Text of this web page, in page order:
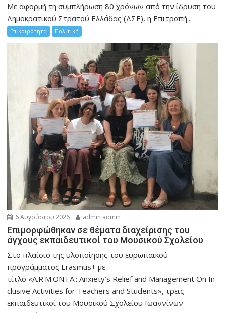
Με αφορμή τη συμπλήρωση 80 χρόνων από την ίδρυση του
Δημοκρατικού Στρατού Ελλάδας (ΔΣΕ), η Επιτροπή...
Επικαιρότητα Πολιτική
6 Αυγούστου 2026 admin admin
Eπιμορφώθηκαν σε θέματα διαχείρισης του
άγχους εκπαιδευτικοί του Μουσικού Σχολείου
Στο πλαίσιο της υλοποίησης του ευρωπαϊκού
προγράμματος Erasmus+ με
τίτλο «A.R.M.ON.I.A.: Anxiety’s Relief and Management On In
clusive Activities for Teachers and Students», τρεις
εκπαιδευτικοί του Μουσικού Σχολείου Ιωαννίνων